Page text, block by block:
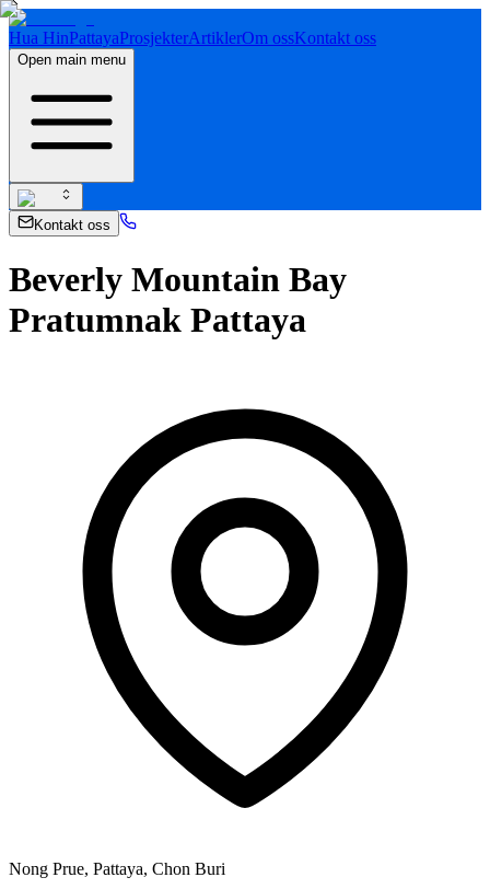
Hua HinPattayaProsjekterArtiklerOm ossKontakt oss
Open main menu
Kontakt oss
Beverly Mountain Bay
Pratumnak Pattaya
Nong Prue, Pattaya, Chon Buri